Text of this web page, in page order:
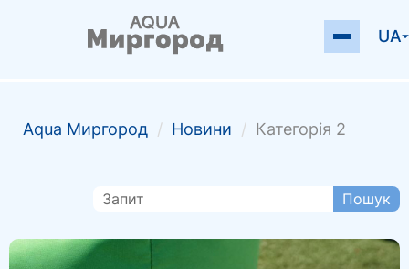
UA
Аqua Миргород / Новини / Категорія 2